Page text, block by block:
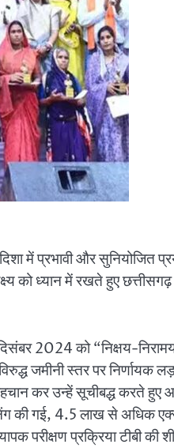
में प्रभावी और सुनियोजित
को ध्यान में रखते हुए
2024 को “निक्षय-
जमीनी स्तर पर निर्णायक
कर उन्हें सूचीबद्ध करते हुए
की गई, 4.5 लाख से अधिक
परीक्षण प्रक्रिया टीबी की